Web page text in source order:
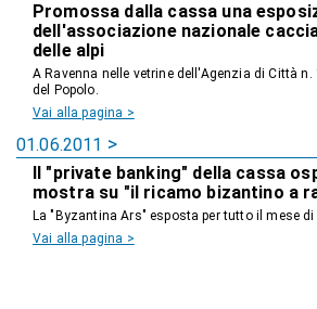
Promossa dalla cassa una
dell'associazione nazionale
delle alpi
A Ravenna nelle vetrine dell'Agenzia di Città n.
del Popolo.
Vai alla pagina >
01.06.2011
Il "private banking" della cassa
mostra su "il ricamo bizantino a
La "Byzantina Ars" esposta per tutto il mese
Vai alla pagina >